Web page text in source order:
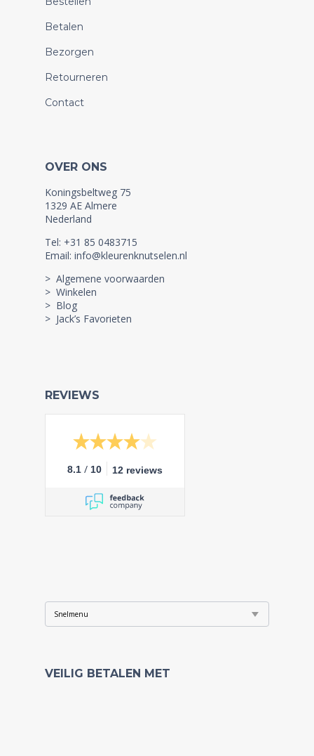
Betalen
Bezorgen
Retourneren
Contact
OVER ONS
Koningsbeltweg 75
1329 AE Almere
Nederland
Tel: +31 85 0483715
Email: info@kleurenknutselen.nl
> Algemene voorwaarden
> Winkelen
> Blog
> Jack’s Favorieten
REVIEWS
8.1 / 10 12 reviews
VEILIG BETALEN MET